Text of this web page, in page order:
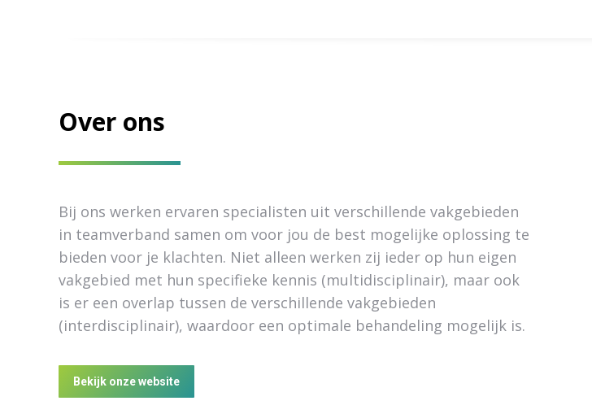
Over ons
Bij ons werken ervaren specialisten uit verschillende vakgebieden
in teamverband samen om voor jou de best mogelijke oplossing te
bieden voor je klachten. Niet alleen werken zij ieder op hun eigen
vakgebied met hun specifieke kennis (multidisciplinair), maar ook
is er een overlap tussen de verschillende vakgebieden
(interdisciplinair), waardoor een optimale behandeling mogelijk is.
Bekijk onze website
Joeri van Dolder